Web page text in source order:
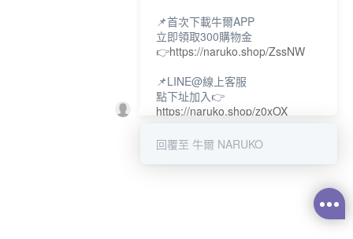
📌首次下載牛爾APP
立即領取300購物金
👉https://naruko.shop/ZssNW
📌LINE@線上客服
點下址加入👉
https://naruko.shop/z0xOX
📌電話客服：02-26581707
回覆至 牛爾 NARUKO